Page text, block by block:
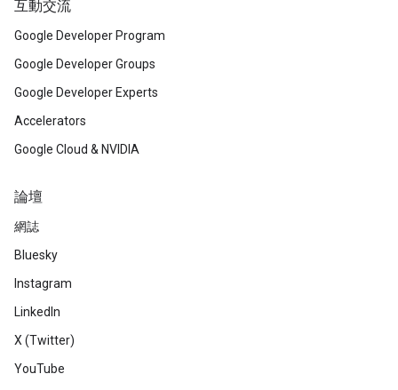
互動交流
Google Developer Program
Google Developer Groups
Google Developer Experts
Accelerators
Google Cloud & NVIDIA
論壇
網誌
Bluesky
Instagram
LinkedIn
X (Twitter)
YouTube